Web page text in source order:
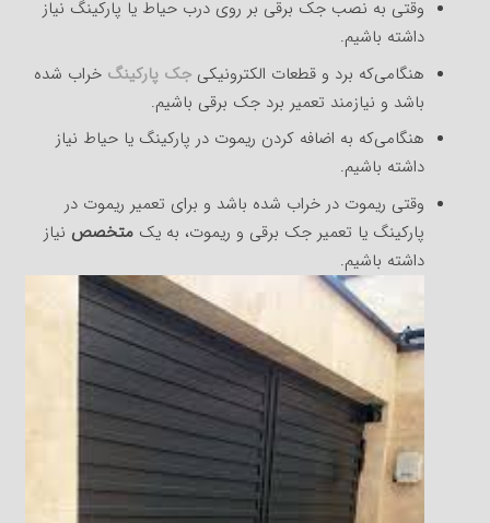
وقتی به نصب جک برقی بر روی درب حیاط یا پارکینگ نیاز
داشته باشیم.
هنگامی‌که برد و قطعات الکترونیکی جک پارکینگ خراب شده
باشد و نیازمند تعمیر برد جک برقی باشیم.
هنگامی‌که به اضافه کردن ریموت در پارکینگ یا حیاط نیاز
داشته باشیم.
وقتی ریموت در خراب شده باشد و برای تعمیر ریموت در
پارکینگ یا تعمیر جک برقی و ریموت، به یک متخصص نیاز
داشته باشیم.